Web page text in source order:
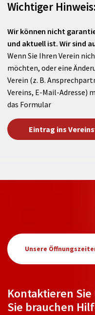
Wichtiger Hinweis:
Wir können nicht
und aktuell ist. Wir sind
Wenn Sie Ihren Verein
möchten, oder eine
Verein (z. B.
Vereins, E-Mail-
das Formular
Eintrag ins
Unsere
Kontaktieren Sie
Sie brauchen